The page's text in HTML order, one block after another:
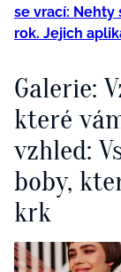
se vrací:
rok. Jejich
Galerie:
které
vzhled:
boby,
krk